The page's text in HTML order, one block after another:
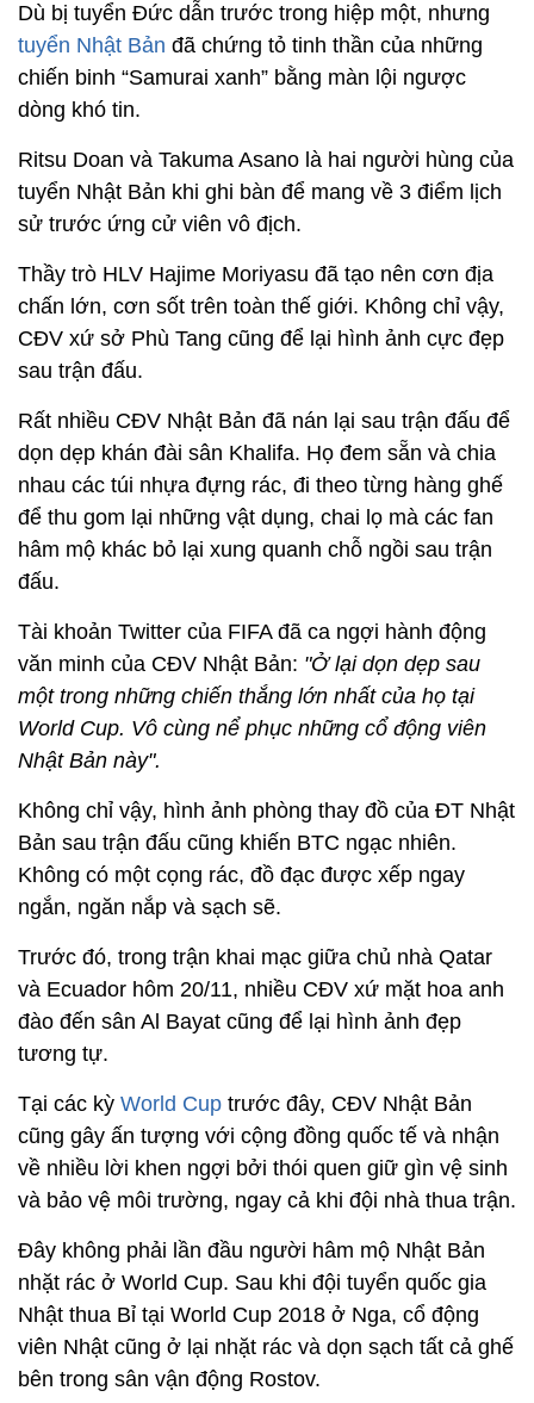
Dù bị tuyển Đức dẫn trước trong hiệp một, nhưng
tuyển Nhật Bản đã chứng tỏ tinh thần của những
chiến binh “Samurai xanh” bằng màn lội ngược
dòng khó tin.
Ritsu Doan và Takuma Asano là hai người hùng của
tuyển Nhật Bản khi ghi bàn để mang về 3 điểm lịch
sử trước ứng cử viên vô địch.
Thầy trò HLV Hajime Moriyasu đã tạo nên cơn địa
chấn lớn, cơn sốt trên toàn thế giới. Không chỉ vậy,
CĐV xứ sở Phù Tang cũng để lại hình ảnh cực đẹp
sau trận đấu.
Rất nhiều CĐV Nhật Bản đã nán lại sau trận đấu để
dọn dẹp khán đài sân Khalifa. Họ đem sẵn và chia
nhau các túi nhựa đựng rác, đi theo từng hàng ghế
để thu gom lại những vật dụng, chai lọ mà các fan
hâm mộ khác bỏ lại xung quanh chỗ ngồi sau trận
đấu.
Tài khoản Twitter của FIFA đã ca ngợi hành động
văn minh của CĐV Nhật Bản: "Ở lại dọn dẹp sau
một trong những chiến thắng lớn nhất của họ tại
World Cup. Vô cùng nể phục những cổ động viên
Nhật Bản này".
Không chỉ vậy, hình ảnh phòng thay đồ của ĐT Nhật
Bản sau trận đấu cũng khiến BTC ngạc nhiên.
Không có một cọng rác, đồ đạc được xếp ngay
ngắn, ngăn nắp và sạch sẽ.
Trước đó, trong trận khai mạc giữa chủ nhà Qatar
và Ecuador hôm 20/11, nhiều CĐV xứ mặt hoa anh
đào đến sân Al Bayat cũng để lại hình ảnh đẹp
tương tự.
Tại các kỳ World Cup trước đây, CĐV Nhật Bản
cũng gây ấn tượng với cộng đồng quốc tế và nhận
về nhiều lời khen ngợi bởi thói quen giữ gìn vệ sinh
và bảo vệ môi trường, ngay cả khi đội nhà thua trận.
Đây không phải lần đầu người hâm mộ Nhật Bản
nhặt rác ở World Cup. Sau khi đội tuyển quốc gia
Nhật thua Bỉ tại World Cup 2018 ở Nga, cổ động
viên Nhật cũng ở lại nhặt rác và dọn sạch tất cả ghế
bên trong sân vận động Rostov.